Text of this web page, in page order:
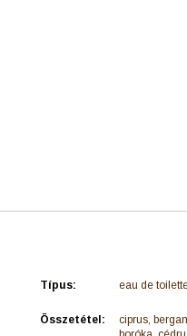
Típus: eau de
Összetétel:
ciprus,